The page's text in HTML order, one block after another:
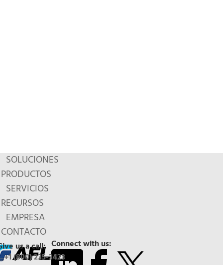
SOLUCIONES
PRODUCTOS
SERVICIOS
RECURSOS
EMPRESA
CONTACTO
Connect with us:
us a call:
+1 (800) 235-3423